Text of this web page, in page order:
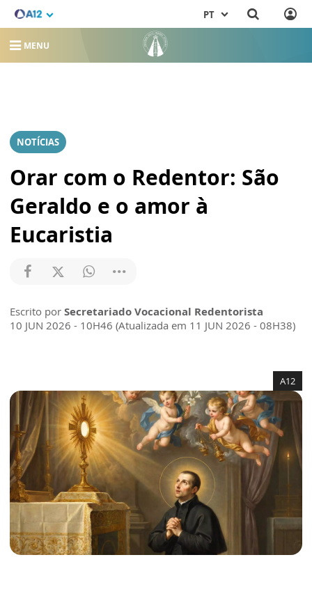
PT
MENU
NOTÍCIAS
Orar com o Redentor: São
Geraldo e o amor à
Eucaristia
Escrito por Secretariado Vocacional Redentorista
10 JUN 2026 - 10H46 (Atualizada em 11 JUN 2026 - 08H38)
A12